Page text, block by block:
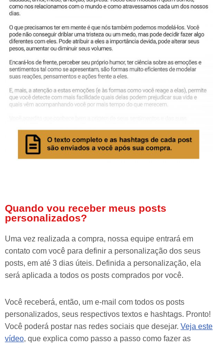
Quando vou receber meus posts
personalizados?
Uma vez realizada a compra, nossa equipe entrará em
contato com você para definir a personalização dos seus
posts, em até 3 dias úteis. Definida a personalização, ela
será aplicada a todos os posts comprados por você.
Você receberá, então, um e-mail com todos os posts
personalizados, seus respectivos textos e hashtags. Pronto!
Você poderá postar nas redes sociais que desejar. Veja este
vídeo, que explica como passo a passo como fazer as